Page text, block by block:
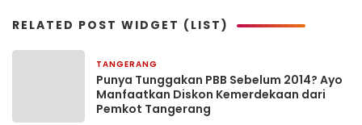
RELATED POST WIDGET (LIST)
TANGERANG
Punya Tunggakan PBB Sebelum 2014? Ayo
Manfaatkan Diskon Kemerdekaan dari
Pemkot Tangerang